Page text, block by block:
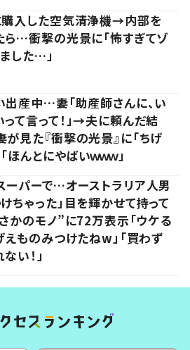
入した空気清浄機→内部を
ら…衝撃の光景に「怖すぎてゾ
した…」
出産中…妻「助産師さんに、い
て言って！」→夫に頼んだ結
見た『衝撃の光景』に「ちげ
「ほんとにやばいｗｗｗ」
ーパーで…オーストラリア人男
ちゃった」目を輝かせて持って
かのモノ”に72万表示「ウケる
えものみつけたねw」「買わず
い！」